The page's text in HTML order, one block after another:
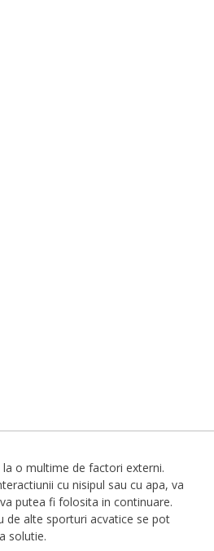
la o multime de factori externi.
cu nisipul sau cu apa, va
putea fi folosita in continuare.
de alte sporturi acvatice se pot
solutie.